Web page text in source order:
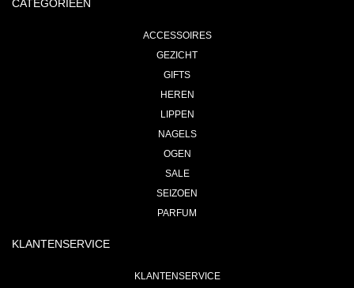
CATEGORIEEN
ACCESSOIRES
GEZICHT
GIFTS
HEREN
LIPPEN
NAGELS
OGEN
SALE
SEIZOEN
PARFUM
KLANTENSERVICE
KLANTENSERVICE